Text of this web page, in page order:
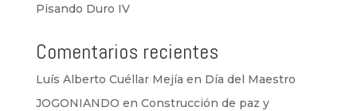
Pisando Duro IV
Comentarios recientes
Luís Alberto Cuéllar Mejía en Día del Maestro
JOGONIANDO en Construcción de paz y